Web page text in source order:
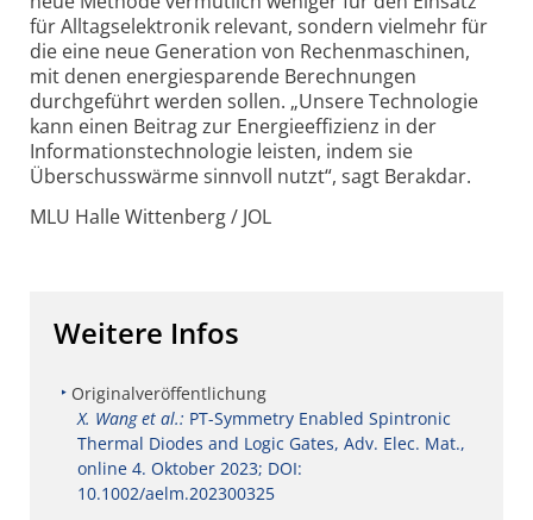
für Alltags­elektronik relevant, sondern vielmehr für
die eine neue Generation von Rechenmaschinen,
mit denen energie­sparende Berechnungen
durchgeführt werden sollen. „Unsere Technologie
kann einen Beitrag zur Energieeffizienz in der
Informations­technologie leisten, indem sie
Überschuss­wärme sinnvoll nutzt“, sagt Berakdar.
MLU Halle Wittenberg / JOL
Weitere Infos
Originalveröffentlichung
X. Wang et al.: PT-Symmetry Enabled Spintronic
Thermal Diodes and Logic Gates, Adv. Elec. Mat.,
online 4. Oktober 2023; DOI:
10.1002/aelm.202300325